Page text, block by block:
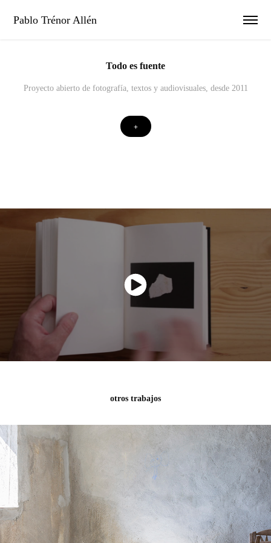
Pablo Trénor Allén
Todo es fuente
Proyecto abierto de fotografía, textos y audiovisuales, desde 2011
+
otros trabajos
Haza del Trigo
2023